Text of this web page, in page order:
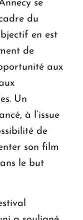
se
du
en est
de
aux
Un
à l’issue
de
son film
le but